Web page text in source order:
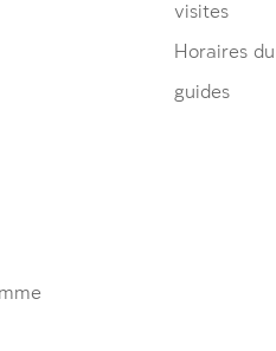
visites
Horaires
guides